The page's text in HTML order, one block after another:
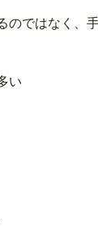
のではなく、
い